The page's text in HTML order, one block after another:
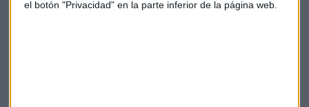
el botón "Privacidad" en la parte inferior de la página web.